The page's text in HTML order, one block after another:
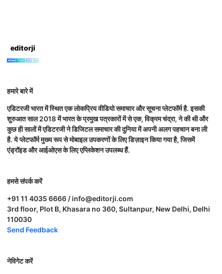
editorji
हमारे बारे में
एडिटरजी भारत में स्थित एक लोकप्रिय वीडियो समाचार और सूचना प्लेटफॉर्म है. इसकी
शुरुआत साल 2018 में भारत के प्रमुख पत्रकारों में से एक, विक्रम चंद्रा, ने की थी और
कुछ ही सालों में एडिटरजी ने डिजिटल समाचार की दुनिया में अपनी अलग पहचान बना ली
है. ये प्लेटफॉर्म मुख्य रूप से मोबाइल उपकरणों के लिए डिज़ाइन किया गया है, जिसमें
एंड्रॉइड और आईओएस के लिए एप्लिकेशन उपलब्ध हैं.
हमसे संपर्क करें
+91 11 4035 6666 / info@editorji.com
3rd floor, Plot B, Khasara no 360, Sultanpur, New Delhi, Delhi
110030
Send Feedback
नेविगेट करें